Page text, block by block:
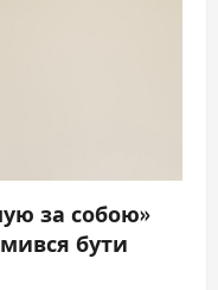
за собою»
бути